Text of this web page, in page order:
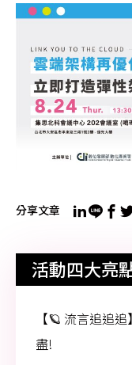
分享文章
活動四大亮
【🪐 流言追追
盡!